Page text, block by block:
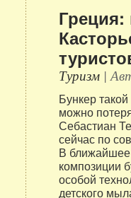
Туризм |
Бункер
можно
Себастиан
сейчас по
В ближайшее
композиции
особой
детского